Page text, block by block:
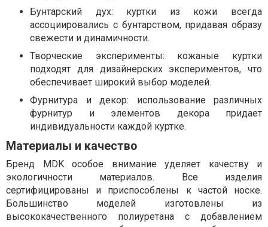
Бунтарский дух: куртки из кожи всегда
ассоциировались с бунтарством, придавая образу
свежести и динамичности.
Творческие эксперименты: кожаные куртки
подходят для дизайнерских экспериментов, что
обеспечивает широкий выбор моделей.
Фурнитура и декор: использование различных
фурнитур и элементов декора придает
индивидуальности каждой куртке.
Материалы и качество
Бренд MDK особое внимание уделяет качеству и
экологичности материалов. Все изделия
сертифицированы и приспособлены к частой носке.
Большинство моделей изготовлены из
высококачественного полиуретана с добавлением